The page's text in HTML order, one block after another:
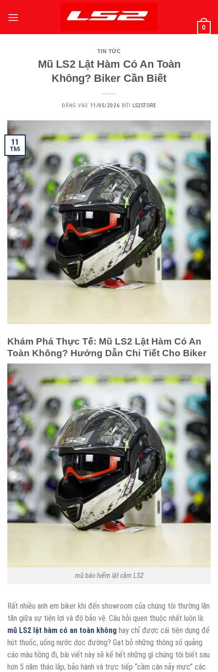
qua
0
TIN TỨC
Mũ LS2 Lật Hàm Có An Toàn
Không? Biker Cần Biết
ĐĂNG VÀO 11/05/2026 BỞI LS2STORE
11
Th5
Khám Phá Thực Tế: Mũ LS2 Lật Hàm Có An
Toàn Không? Hướng Dẫn Chi Tiết Cho Biker
mũ bảo hiểm lật cằm LS2
Rất nhiều anh em biker khi đến showroom của chúng tôi thường lăn
tăn giữa sự tiện lợi và độ bảo vệ. Câu hỏi quen thuộc nhất luôn là:
mũ LS2 lật hàm có an toàn không hay chỉ được cái tiện dụng để
hút thuốc, uống nước dọc đường? Gạt bỏ những thông số quảng
cáo màu hồng đi, bài viết này sẽ kể hết những gì chúng tôi biết sau
hơn 5 năm tháo lắp, bảo hành và trực tiếp “cầm cân nảy mực” các